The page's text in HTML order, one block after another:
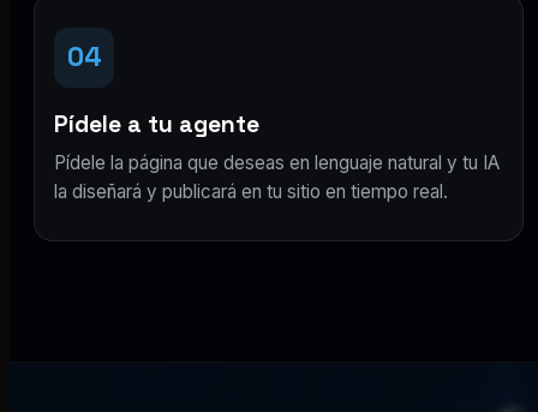
04
Pídele a tu agente
Pídele la página que deseas en lenguaje natural y tu IA
la diseñará y publicará en tu sitio en tiempo real.